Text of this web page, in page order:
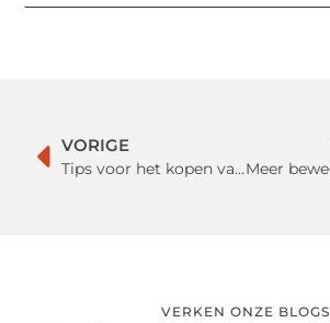
VORIGE
Tips voor het kopen van je eerste huis
VERKEN ONZE BLOGS